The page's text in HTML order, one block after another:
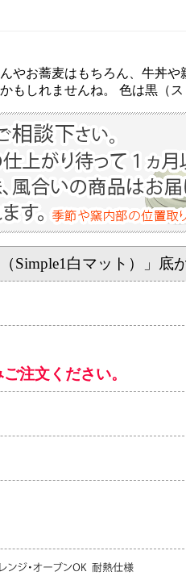
やお蕎麦はもちろん、牛丼
もしれませんね。 色は黒（ス
Simple1白マット）」底
注文ください。